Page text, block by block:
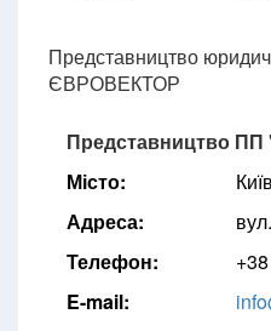
Представництво
ЄВРОВЕКТОР
Представництво
Місто:
Київ
Адреса:
Телефон:
E-mail: